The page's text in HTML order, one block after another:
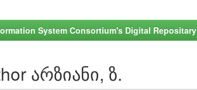
System Consortium's Digital Repositary
არზიანი, ზ.